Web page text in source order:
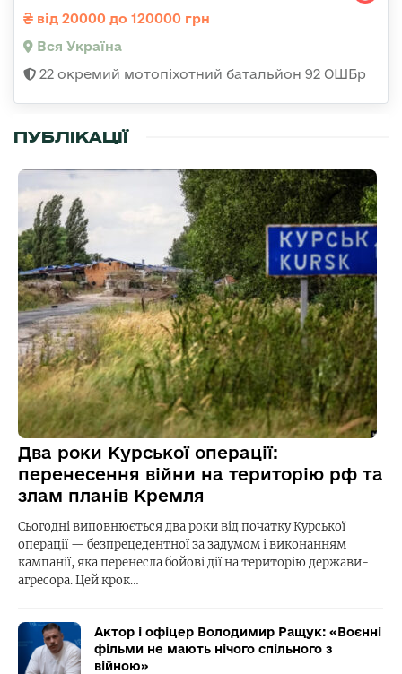
від 20000 до 120000 грн
Вся Україна
22 окремий мотопіхотний батальйон 92 ОШБр
ПУБЛІКАЦІЇ
Два роки Курської операції:
перенесення війни на територію рф та
злам планів Кремля
Сьогодні виповнюється два роки від початку Курської
операції — безпрецедентної за задумом і виконанням
кампанії, яка перенесла бойові дії на територію держави-
агресора. Цей крок…
Актор і офіцер Володимир Ращук: «Воєнні
фільми не мають нічого спільного з
війною»